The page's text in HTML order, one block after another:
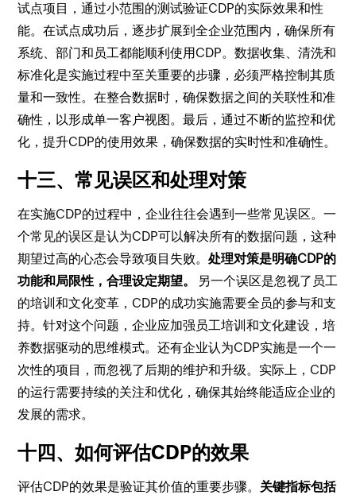
试点项目，通过小范围的测试验证CDP的实际效果和性
能。在试点成功后，逐步扩展到全企业范围内，确保所有
系统、部门和员工都能顺利使用CDP。数据收集、清洗和
标准化是实施过程中至关重要的步骤，必须严格控制其质
量和一致性。在整合数据时，确保数据之间的关联性和准
确性，以形成单一客户视图。最后，通过不断的监控和优
化，提升CDP的使用效果，确保数据的实时性和准确性。
十三、常见误区和处理对策
在实施CDP的过程中，企业往往会遇到一些常见误区。一
个常见的误区是认为CDP可以解决所有的数据问题，这种
期望过高的心态会导致项目失败。处理对策是明确CDP的
功能和局限性，合理设定期望。
另一个误区是忽视了员工
的培训和文化变革，CDP的成功实施需要全员的参与和支
持。针对这个问题，企业应加强员工培训和文化建设，培
养数据驱动的思维模式。还有企业认为CDP实施是一个一
次性的项目，而忽视了后期的维护和升级。实际上，CDP
的运行需要持续的关注和优化，确保其始终能适应企业的
发展的需求。
十四、如何评估CDP的效果
评估CDP的效果是验证其价值的重要步骤。 关键指标包括